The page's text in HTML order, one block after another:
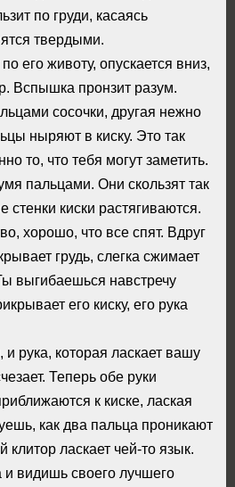
по груди, касаясь
твердыми.
его животу, опускается вниз,
Вспышка пронзит разум.
сосочки, другая нежно
ныряют в киску. Это так
то, что тебя могут заметить.
пальцами. Они скользят так
стенки киски растягиваются.
хорошо, что все спят. Вдруг
грудь, слегка сжимает
выгибаешься навстречу
его киску, его рука
рука, которая ласкает вашу
Теперь обе руки
к киске, лаская
как два пальца проникают
клитор ласкает чей-то язык.
видишь своего лучшего